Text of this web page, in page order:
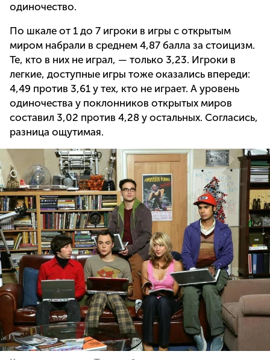
одиночество.
По шкале от 1 до 7 игроки в игры с открытым
миром набрали в среднем 4,87 балла за стоицизм.
Те, кто в них не играл, — только 3,23. Игроки в
легкие, доступные игры тоже оказались впереди:
4,49 против 3,61 у тех, кто не играет. А уровень
одиночества у поклонников открытых миров
составил 3,02 против 4,28 у остальных. Согласись,
разница ощутимая.